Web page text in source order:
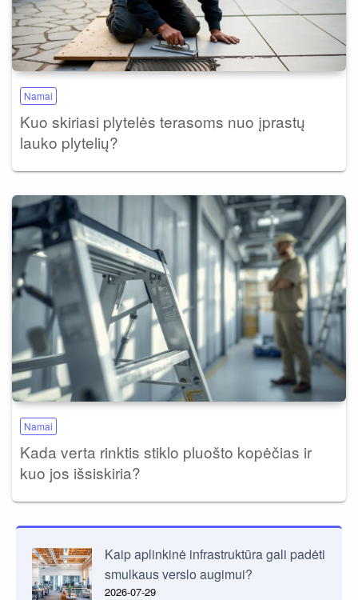
Namai
Kuo skiriasi plytelės terasoms nuo įprastų
lauko plytelių?
Namai
Kada verta rinktis stiklo pluošto kopėčias ir
kuo jos išsiskiria?
Kaip aplinkinė infrastruktūra gali padėti
smulkaus verslo augimui?
2026-07-29